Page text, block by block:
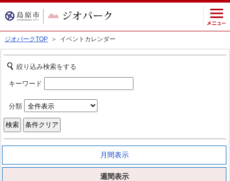
ジオパークTOP ＞ イベントカレンダー
絞り込み検索をする
キーワード
分類
月間表示
週間表示